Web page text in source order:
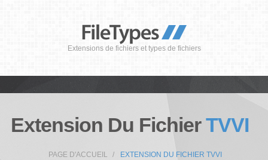
Extensions de fichiers et types de fichiers
Extension Du FichierTVVI
PAGE D'ACCUEIL EXTENSION DU FICHIER TVVI